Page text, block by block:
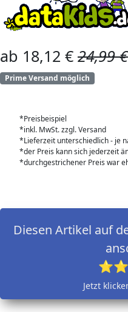
ab 18,12 € 24,99 €
Prime Versand möglich
*Preisbeispiel
*inkl. MwSt. zzgl. Versand
*Lieferzeit unterschiedlich - je
*der Preis kann sich jederzeit
*durchgestrichener Preis war
Diesen Artikel auf
Jetzt